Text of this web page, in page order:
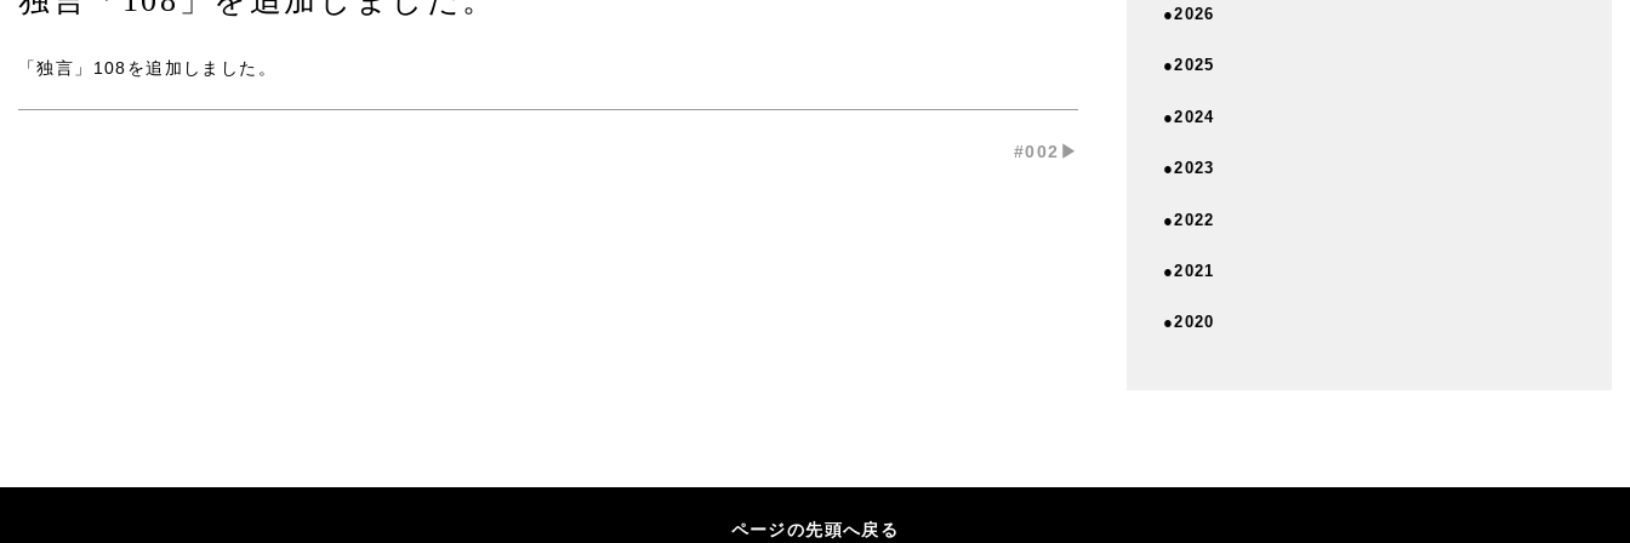
「独言」108を追加しました。
#002▶︎
●2026
●2025
●2024
●2023
●2022
●2021
●2020
ページの先頭へ戻る